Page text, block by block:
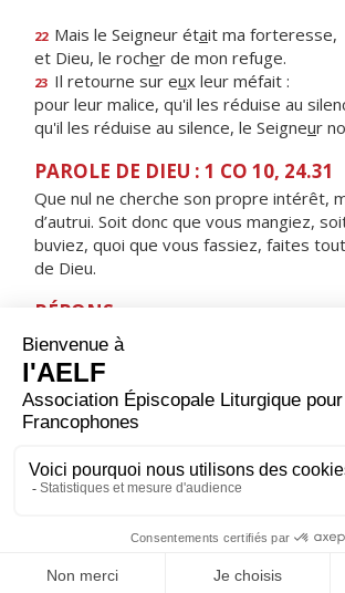
22 Mais le Seigneur était ma forteresse,
et Dieu, le rocher de mon refuge.
23 Il retourne sur eux leur méfait :
pour leur malice, qu'il les réduise au
qu'il les réduise au silence, le Seigneur
PAROLE DE DIEU : 1 CO 10, 24.31
Que nul ne cherche son propre intérêt,
d’autrui. Soit donc que vous mangiez,
buviez, quoi que vous fassiez, faites
de Dieu.
RÉPONS
V/ Qu'il est bon de rendre grâce au
de chanter pour ton nom, Dieu Très-Haut.
ORAISON
Dieu qui as révélé au monde que les
cette justice qui seule peut garantir aux